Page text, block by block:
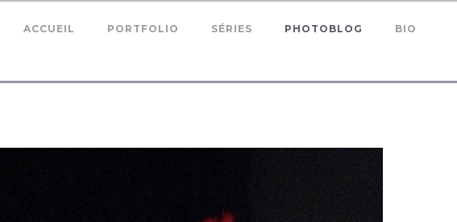
ACCUEIL PORTFOLIO SÉRIES PHOTOBLOG BIO